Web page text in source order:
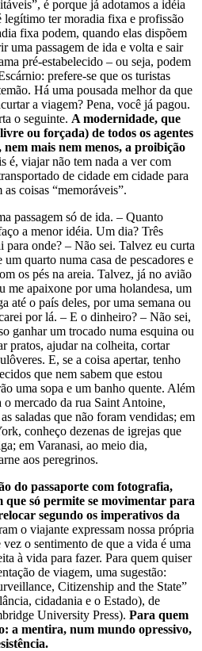
é porque já adotamos a idéia
legítimo ter moradia fixa e profissão
fixa podem, quando elas dispõem
uma passagem de ida e volta e sair
pré-estabelecido – ou seja, podem
prefere-se que os turistas
Há uma pousada melhor da que
a viagem? Pena, você já pagou.
o seguinte. A modernidade, que
ou forçada) de todos os agentes
mais nem menos, a proibição
é, viajar não tem nada a ver com
de cidade em cidade para
coisas “memoráveis”.
passagem só de ida. – Quanto
a menor idéia. Um dia? Três
para onde? – Não sei. Talvez eu curta
quarto numa casa de pescadores e
os pés na areia. Talvez, já no avião
me apaixone por uma holandesa, um
até o país deles, por uma semana ou
por lá. – E o dinheiro? – Não sei,
ganhar um trocado numa esquina ou
pratos, ajudar na colheita, cortar
E, se a coisa apertar, tenho
que nem sabem que estou
uma sopa e um banho quente. Além
o mercado da rua Saint Antoine,
saladas que não foram vendidas; em
conheço dezenas de igrejas que
em Varanasi, ao meio dia,
aos peregrinos.
do passaporte com fotografia,
que só permite se movimentar para
segundo os imperativos da
o viajante expressam nossa própria
o sentimento de que a vida é uma
à vida para fazer. Para quem quiser
de viagem, uma sugestão:
Citizenship and the State”
cidadania e o Estado), de
University Press). Para quem
a mentira, num mundo opressivo,